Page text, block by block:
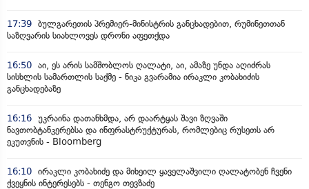
17:39 ბულგარეთის პრემიერ-მინისტრის განცხადებით, რუმინეთთან
საზღვარის სიახლოვეს დრონი აფეთქდა
16:50 აი, ეს არის სამშობლოს ღალატი, აი, ამაზე უნდა აღიძრას
სისხლის სამართლის საქმე - ნიკა გვარამია ირაკლი კობახიძის
განცხადებაზე
16:16 უკრაინა დათანხმდა, არ დაარტყას შავი ზღვაში
ნავთობტანკერებსა და ინფრასტრუქტურას, რომლებიც რუსეთს არ
ეკუთვნის - Bloomberg
16:10 ირაკლი კობახიძე და მიხეილ ყაველაშვილი ღალატობენ ჩვენი
ქვეყნის ინტერესებს - თენგო თევზაძე